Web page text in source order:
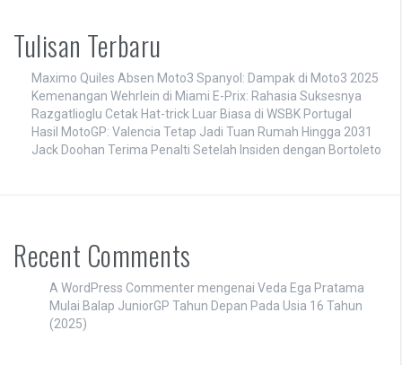
Tulisan Terbaru
Maximo Quiles Absen Moto3 Spanyol: Dampak di Moto3 2025
Kemenangan Wehrlein di Miami E-Prix: Rahasia Suksesnya
Razgatlioglu Cetak Hat-trick Luar Biasa di WSBK Portugal
Hasil MotoGP: Valencia Tetap Jadi Tuan Rumah Hingga 2031
Jack Doohan Terima Penalti Setelah Insiden dengan Bortoleto
Recent Comments
A WordPress Commenter mengenai Veda Ega Pratama
Mulai Balap JuniorGP Tahun Depan Pada Usia 16 Tahun
(2025)